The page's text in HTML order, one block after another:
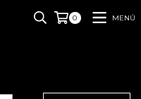
0 MENÚ